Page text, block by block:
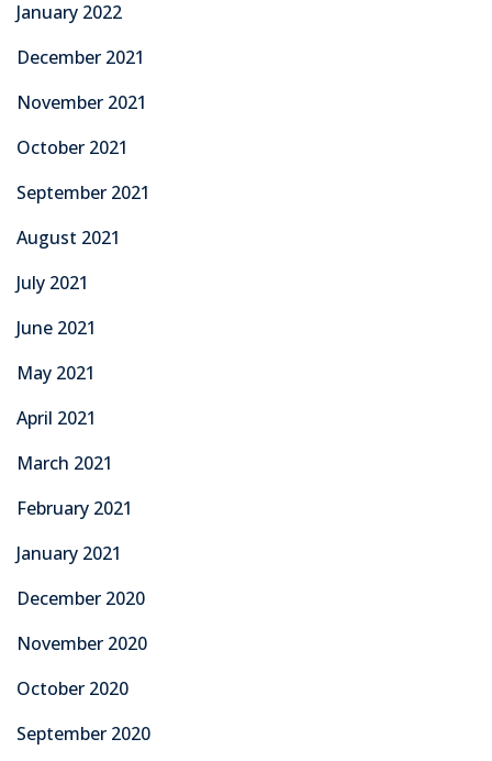
January 2022
December 2021
November 2021
October 2021
September 2021
August 2021
July 2021
June 2021
May 2021
April 2021
March 2021
February 2021
January 2021
December 2020
November 2020
October 2020
September 2020